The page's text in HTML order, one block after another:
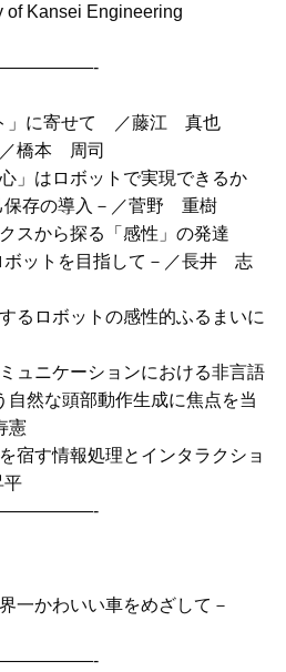
of Kansei Engineering
」に寄せて ／藤江 真也
橋本 周司
」はロボットで実現できるか
保存の導入－／菅野 重樹
スから探る「感性」の発達
ボットを目指して－／長井 志
るロボットの感性的ふるまいに
ュニケーションにおける非言語
自然な頭部動作生成に焦点を当
憲
宿す情報処理とインタラクショ
かわいい車をめざして－